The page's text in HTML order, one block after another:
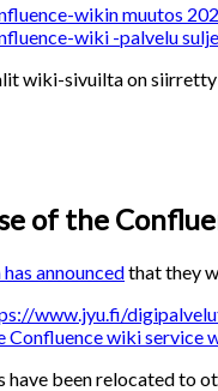
wikin muutos
wiki -palvelu
wiki-sivuilta on siirretty
of the
announcedthat they
www.jyu.fi/
Confluence wiki service
have been relocated to